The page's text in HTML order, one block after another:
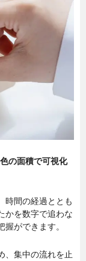
色の面積で可視化
時間の経過ととも
かを数字で追わな
ができます。
、集中の流れを止